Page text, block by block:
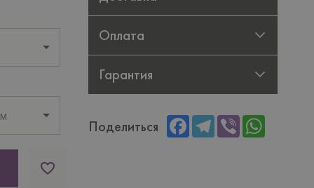
Оплата
Гарантия
Поделиться FacebookTelegram
Viber